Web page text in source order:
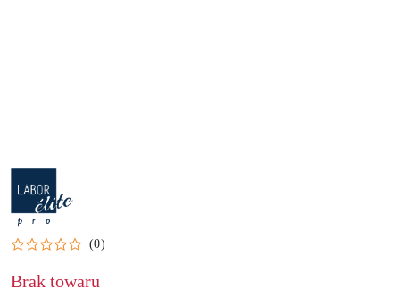
NAZWA
PRODUCENTA:
LABOR
PRO
ELITE
(0)
Brak towaru